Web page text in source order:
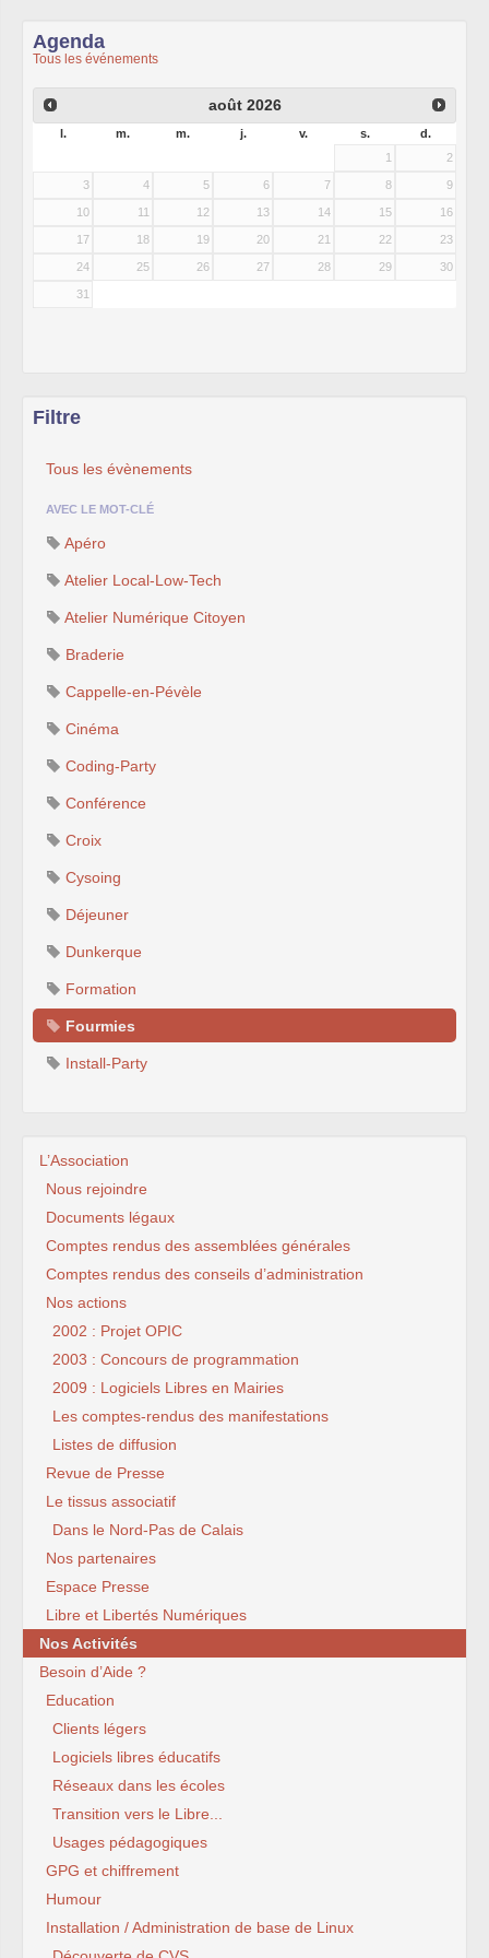
Agenda
Tous les événements
août 2026
l. m. m. j. v. s.
d.
1
2
3 4 5 6 7 8 9
10 11 12 13 14 15 16
17 18 19 20 21 22 23
24 25 26 27 28 29 30
31
Filtre
Tous les évènements
AVEC LE MOT-CLÉ
Apéro
Atelier Local-Low-Tech
Atelier Numérique Citoyen
Braderie
Cappelle-en-Pévèle
Cinéma
Coding-Party
Conférence
Croix
Cysoing
Déjeuner
Dunkerque
Formation
Fourmies
Install-Party
L’Association
Nous rejoindre
Documents légaux
Comptes rendus des assemblées générales
Comptes rendus des conseils d’administration
Nos actions
2002 : Projet OPIC
2003 : Concours de programmation
2009 : Logiciels Libres en Mairies
Les comptes-rendus des manifestations
Listes de diffusion
Revue de Presse
Le tissus associatif
Dans le Nord-Pas de Calais
Nos partenaires
Espace Presse
Libre et Libertés Numériques
Nos Activités
Besoin d’Aide ?
Education
Clients légers
Logiciels libres éducatifs
Réseaux dans les écoles
Transition vers le Libre...
Usages pédagogiques
GPG et chiffrement
Humour
Installation / Administration de base de Linux